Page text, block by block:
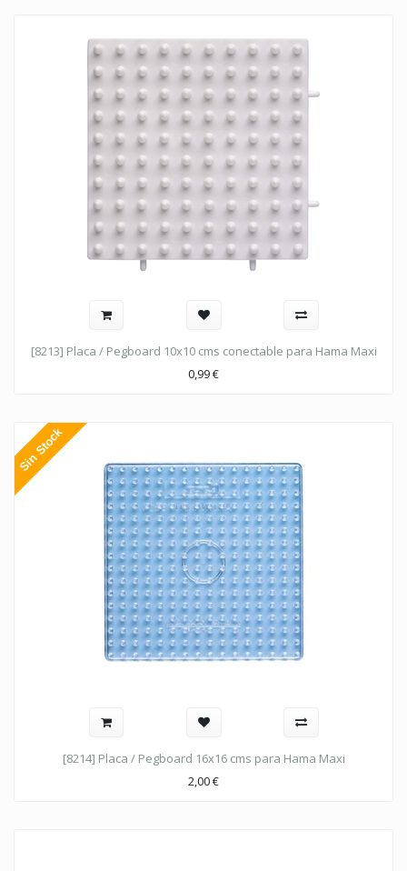
[8213] Placa / Pegboard 10x10 cms conectable para Hama Maxi
0,99€
Sin Stock
[8214] Placa / Pegboard 16x16 cms para Hama Maxi
2,00€